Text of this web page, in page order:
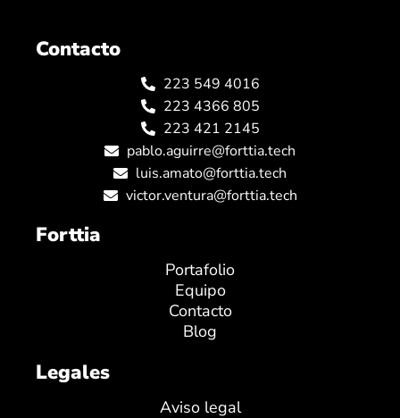
Contacto
223 549 4016
223 4366 805
223 421 2145
pablo.aguirre@forttia.tech
luis.amato@forttia.tech
victor.ventura@forttia.tech
Forttia
Portafolio
Equipo
Contacto
Blog
Legales
Aviso legal